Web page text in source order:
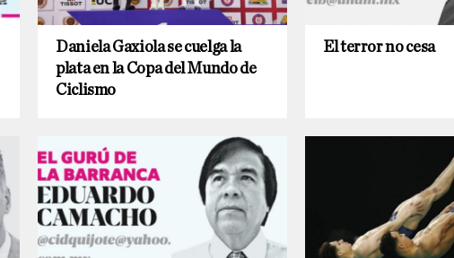
Daniela Gaxiola se cuelga la
plata en la Copa del Mundo de
Ciclismo
El terror no cesa